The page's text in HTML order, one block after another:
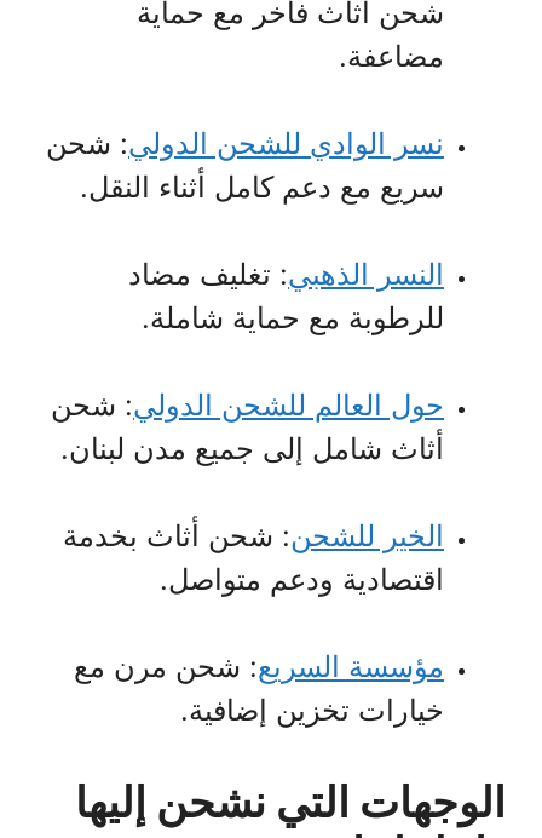
شحن أثاث فاخر مع حماية
مضاعفة.
نسر الوادي للشحن الدولي: شحن
سريع مع دعم كامل أثناء النقل.
النسر الذهبي: تغليف مضاد
للرطوبة مع حماية شاملة.
حول العالم للشحن الدولي: شحن
أثاث شامل إلى جميع مدن لبنان.
الخير للشحن: شحن أثاث بخدمة
اقتصادية ودعم متواصل.
مؤسسة السريع: شحن مرن مع
خيارات تخزين إضافية.
الوجهات التي نشحن إليها